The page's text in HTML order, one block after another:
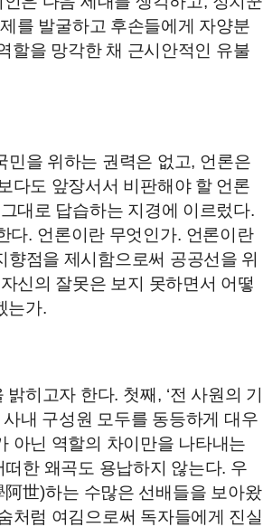
를 발굴하고 후손들에게 자양분
할을 망각한 채 근시안적인 유불
민을 위하는 권력은 없고, 언론은
다도 앞장서서 비판해야 할 언론
대로 답습하는 지경에 이르렀다.
다. 언론이란 무엇인가. 언론이란
향점을 제시함으로써 공공선을 위
신의 잘못은 보지 못하면서 어떻
는가.
밝히고자 한다. 첫째 , ‘전 사원의 기
내 구성원 모두를 동등하게 대우
아닌 역할의 차이만을 나타내는
떠한 왜곡도 용납하지 않는다. 우
阿世)하는 수많은 선배들을 보아왔
처럼 여김으로써 독자들에게 진실